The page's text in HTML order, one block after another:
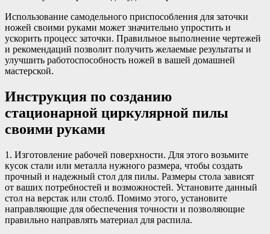
Использование самодельного приспособления для заточки
ножей своими руками может значительно упростить и
ускорить процесс заточки. Правильное выполнение чертежей
и рекомендаций позволит получить желаемые результаты и
улучшить работоспособность ножей в вашей домашней
мастерской.
Инструкция по созданию
стационарной циркулярной пилы
своими руками
1. Изготовление рабочей поверхности. Для этого возьмите
кусок стали или металла нужного размера, чтобы создать
прочный и надежный стол для пилы. Размеры стола зависят
от ваших потребностей и возможностей. Установите данный
стол на верстак или столб. Помимо этого, установите
направляющие для обеспечения точности и позволяющие
правильно направлять материал для распила.